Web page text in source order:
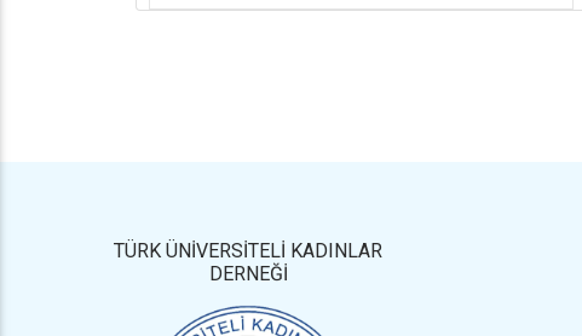
TÜRK ÜNİVERSİTELİ KADINLAR
DERNEĞİ